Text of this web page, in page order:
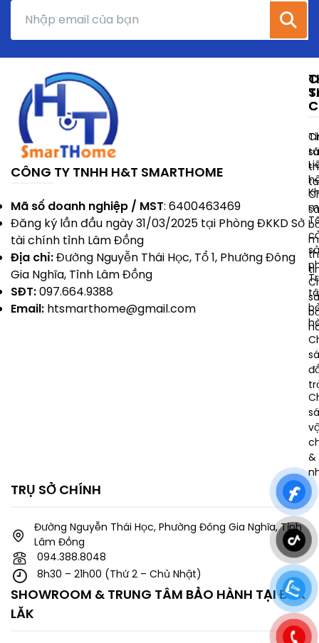
CÔNG TY TNHH H&T SMARTHOME
Mã số doanh nghiệp / MST: 6400463469
Đăng ký lần đầu ngày 31/03/2025 tại Phòng ĐKKD Sở
tài chính tỉnh Lâm Đồng
Địa chỉ:Đường Nguyễn Thái Học, Tổ 1, Phường Đông
Gia Nghĩa, Tỉnh Lâm Đồng
SĐT:097.664.9388
Email: htsmarthome@gmail.com
&
TRỤ SỞ CHÍNH
Đường Nguyễn Thái Học, Phường Đông Gia Nghĩa, Tỉnh
Lâm Đồng
094.388.8048
8h30 – 21h00 (Thứ 2 – Chủ Nhật)
SHOWROOM & TRUNG TÂM BẢO HÀNH TẠI ĐĂK
LĂK